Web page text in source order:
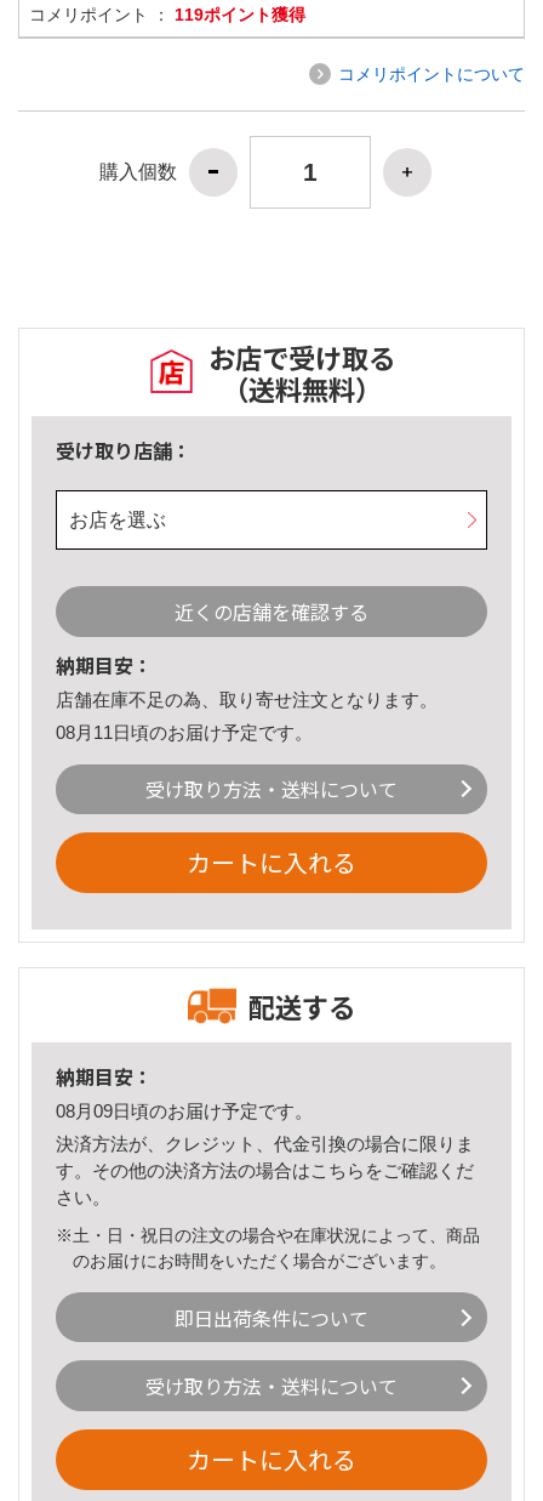
コメリポイント ： 119ポイント獲得
コメリポイントについて
購入個数
お店で受け取る
（送料無料）
受け取り店舗：
お店を選ぶ
近くの店舗を確認する
納期目安：
店舗在庫不足の為、取り寄せ注文となります。
08月11日頃のお届け予定です。
受け取り方法・送料について
カートに入れる
配送する
納期目安：
08月09日頃のお届け予定です。
決済方法が、クレジット、代金引換の場合に限りま
す。その他の決済方法の場合はこちら をご確認くだ
さい。
※土・日・祝日の注文の場合や在庫状況によって、商品
のお届けにお時間をいただく場合がございます。
即日出荷条件について
受け取り方法・送料について
カートに入れる